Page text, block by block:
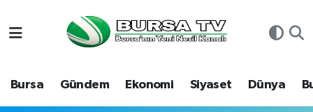
Bursa Gündem Ekonomi Siyaset Dünya
Bursa
Hava Durumu